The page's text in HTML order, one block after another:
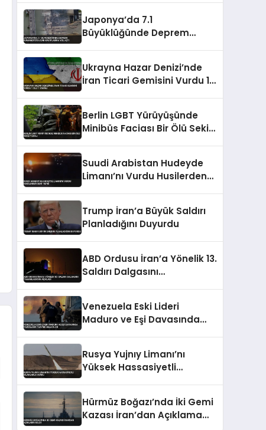
Japonya’da 7.1
Büyüklüğünde Deprem
Ukrayna Hazar Denizi’nde
İran Ticari Gemisini Vurdu 1
Berlin LGBT Yürüyüşünde
Minibüs Faciası Bir Ölü Sekiz
Suudi Arabistan Hudeyde
Limanı’nı Vurdu Husilerden
Trump İran’a Büyük Saldırı
Planladığını Duyurdu
ABD Ordusu İran’a Yönelik 13.
Saldırı Dalgasını
Venezuela Eski Lideri
Maduro ve Eşi Davasında
Rusya Yujnıy Limanı’nı
Yüksek Hassasiyetli
Hürmüz Boğazı’nda İki Gemi
Kazası İran’dan Açıklama